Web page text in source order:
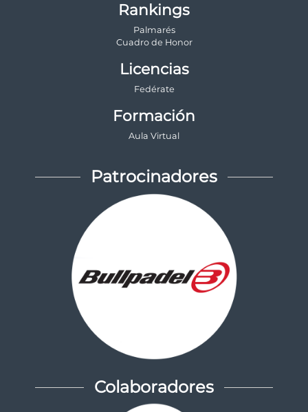
Rankings
Palmarés
Cuadro de Honor
Licencias
Fedérate
Formación
Aula Virtual
Patrocinadores
Colaboradores